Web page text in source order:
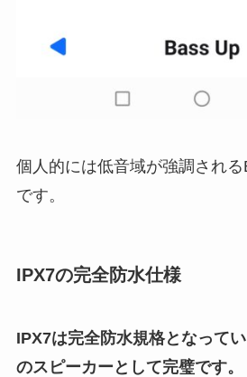
個人的には低音域が強調され
です。
IPX7の完全防水仕様
IPX7は完全防水規格となって
のスピーカーとして完璧です。